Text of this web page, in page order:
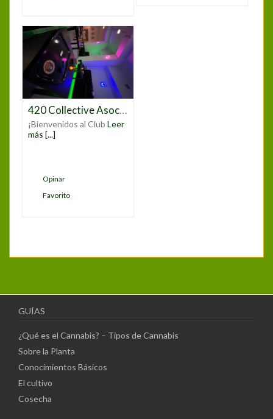
420 Collective Asociación Gregorio Marañon
¡Bienvenidos al ClubLeer
más [...]
Opinar
Favorito
GUÍAS
¿Qué es el Cannabis? – Tipos de Cannabis
Sobre la Planta
Conocimientos Básicos
El cultivo
Cosecha